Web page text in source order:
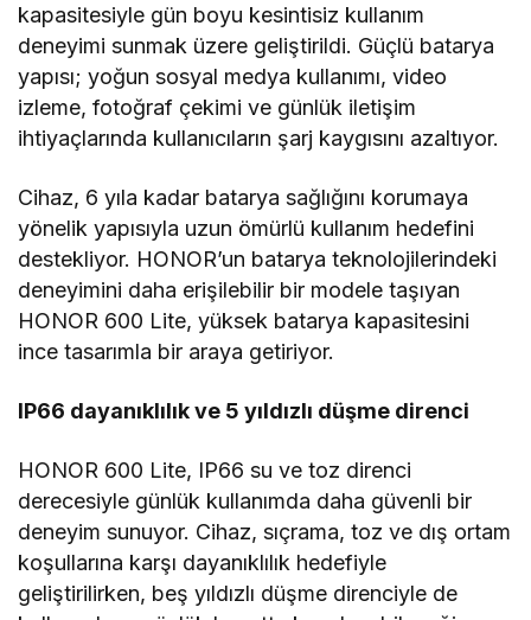
kapasitesiyle gün boyu kesintisiz kullanım
deneyimi sunmak üzere geliştirildi. Güçlü batarya
yapısı; yoğun sosyal medya kullanımı, video
izleme, fotoğraf çekimi ve günlük iletişim
ihtiyaçlarında kullanıcıların şarj kaygısını azaltıyor.
Cihaz, 6 yıla kadar batarya sağlığını korumaya
yönelik yapısıyla uzun ömürlü kullanım hedefini
destekliyor. HONOR’un batarya teknolojilerindeki
deneyimini daha erişilebilir bir modele taşıyan
HONOR 600 Lite, yüksek batarya kapasitesini
ince tasarımla bir araya getiriyor.
IP66 dayanıklılık ve 5 yıldızlı düşme direnci
HONOR 600 Lite, IP66 su ve toz direnci
derecesiyle günlük kullanımda daha güvenli bir
deneyim sunuyor. Cihaz, sıçrama, toz ve dış ortam
koşullarına karşı dayanıklılık hedefiyle
geliştirilirken, beş yıldızlı düşme direnciyle de